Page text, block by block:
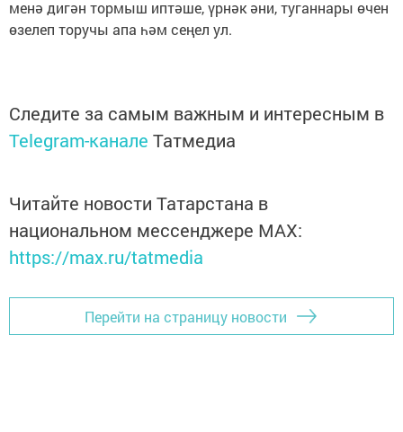
менә дигән тормыш иптәше, үрнәк әни, туганнары өчен
өзелеп торучы апа һәм сеңел ул.
Следите за самым важным и интересным в
Telegram-канале Татмедиа
Читайте новости Татарстана в
национальном мессенджере MАХ:
https://max.ru/tatmedia
Перейти на страницу новости